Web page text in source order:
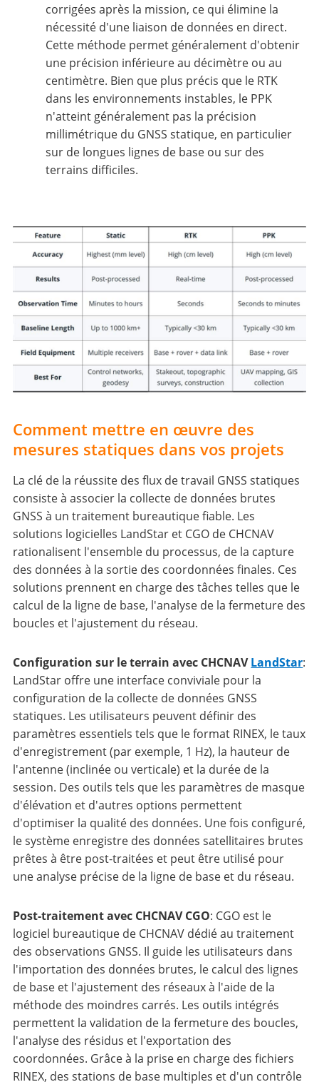
corrigées après la mission, ce qui élimine la
nécessité d'une liaison de données en direct.
Cette méthode permet généralement d'obtenir
une précision inférieure au décimètre ou au
centimètre. Bien que plus précis que le RTK
dans les environnements instables, le PPK
n'atteint généralement pas la précision
millimétrique du GNSS statique, en particulier
sur de longues lignes de base ou sur des
terrains difficiles.
Comment mettre en œuvre des
mesures statiques dans vos projets
La clé de la réussite des flux de travail GNSS statiques
consiste à associer la collecte de données brutes
GNSS à un traitement bureautique fiable. Les
solutions logicielles LandStar et CGO de CHCNAV
rationalisent l'ensemble du processus, de la capture
des données à la sortie des coordonnées finales. Ces
solutions prennent en charge des tâches telles que le
calcul de la ligne de base, l'analyse de la fermeture des
boucles et l'ajustement du réseau.
Configuration sur le terrain avec CHCNAVLandStar:
LandStar offre une interface conviviale pour la
configuration de la collecte de données GNSS
statiques. Les utilisateurs peuvent définir des
paramètres essentiels tels que le format RINEX, le taux
d'enregistrement (par exemple, 1 Hz), la hauteur de
l'antenne (inclinée ou verticale) et la durée de la
session. Des outils tels que les paramètres de masque
d'élévation et d'autres options permettent
d'optimiser la qualité des données. Une fois configuré,
le système enregistre des données satellitaires brutes
prêtes à être post-traitées et peut être utilisé pour
une analyse précise de la ligne de base et du réseau.
Post-traitement avec CHCNAV CGO: CGO est le
logiciel bureautique de CHCNAV dédié au traitement
des observations GNSS. Il guide les utilisateurs dans
l'importation des données brutes, le calcul des lignes
de base et l'ajustement des réseaux à l'aide de la
méthode des moindres carrés. Les outils intégrés
permettent la validation de la fermeture des boucles,
l'analyse des résidus et l'exportation des
coordonnées. Grâce à la prise en charge des fichiers
RINEX, des stations de base multiples et d'un contrôle